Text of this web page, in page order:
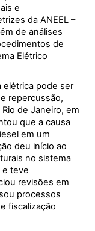
e
da ANEEL –
de análises
de
Elétrico
elétrica pode ser
repercussão,
de Janeiro, em
que a causa
em um
deu início ao
no sistema
e teve
revisões em
processos
fiscalização